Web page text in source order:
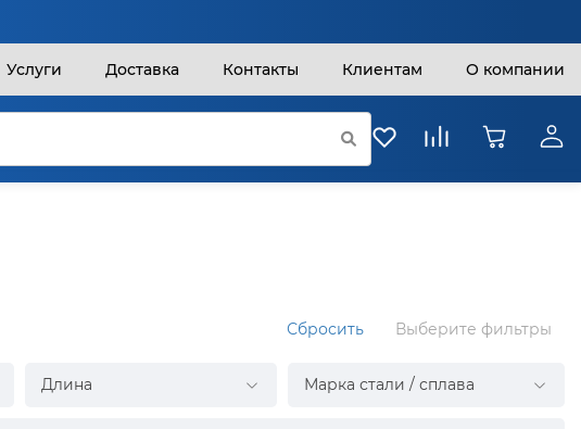
Услуги Доставка Контакты Клиентам О компании
Сбросить Выберите фильтры
Длина Марка стали / сплава